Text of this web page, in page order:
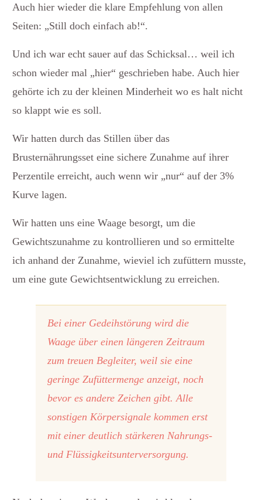
Auch hier wieder die klare Empfehlung von allen
Seiten: „Still doch einfach ab!“.
Und ich war echt sauer auf das Schicksal… weil ich
schon wieder mal „hier“ geschrieben habe. Auch hier
gehörte ich zu der kleinen Minderheit wo es halt nicht
so klappt wie es soll.
Wir hatten durch das Stillen über das
Brusternährungsset eine sichere Zunahme auf ihrer
Perzentile erreicht, auch wenn wir „nur“ auf der 3%
Kurve lagen.
Wir hatten uns eine Waage besorgt, um die
Gewichtszunahme zu kontrollieren und so ermittelte
ich anhand der Zunahme, wieviel ich zufüttern musste,
um eine gute Gewichtsentwicklung zu erreichen.
Bei einer Gedeihstörung wird die
Waage über einen längeren Zeitraum
zum treuen Begleiter, weil sie eine
geringe Zufüttermenge anzeigt, noch
bevor es andere Zeichen gibt. Alle
sonstigen Körpersignale kommen erst
mit einer deutlich stärkeren Nahrungs-
und Flüssigkeitsunterversorgung.